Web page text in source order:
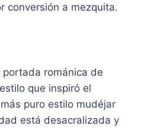
conversión a mezquita.
románica de
que inspiró el
puro estilo mudéjar
está desacralizada y